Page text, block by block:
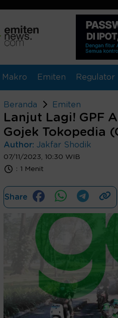
Makro Emiten Regulator
Beranda Emiten
Lanjut Lagi! GPF
Gojek Tokopedia
Author: Jakfar Shodik
07/11/2023, 10:30 WIB
: 1 Menit
Share